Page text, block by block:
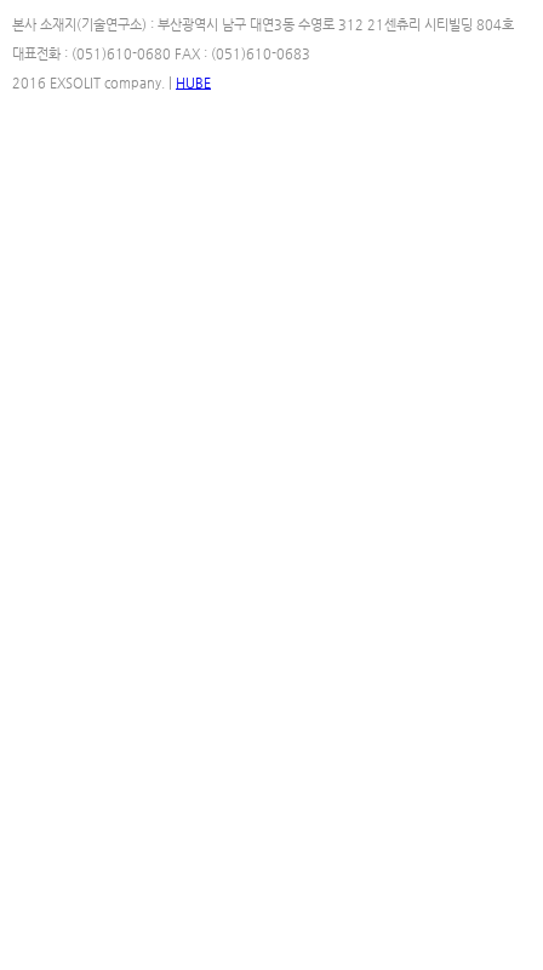
본사 소재지(기술연구소) : 부산광역시 남구 대연3동 수영로 312 21센츄리 시티빌딩 804호
대표전화 : (051)610-0680 FAX : (051)610-0683
2016 EXSOLIT company. | HUBE